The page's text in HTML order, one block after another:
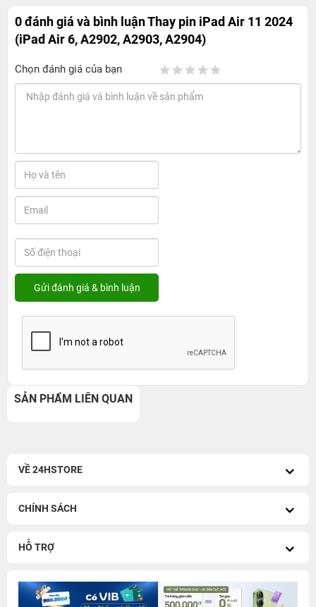
0 đánh giá và bình luậnThay pin iPad Air 11 2024
(iPad Air 6, A2902, A2903, A2904)
Chọn đánh giá của bạn
SẢN PHẨM LIÊN QUAN
VỀ 24HSTORE
CHÍNH SÁCH
HỖ TRỢ